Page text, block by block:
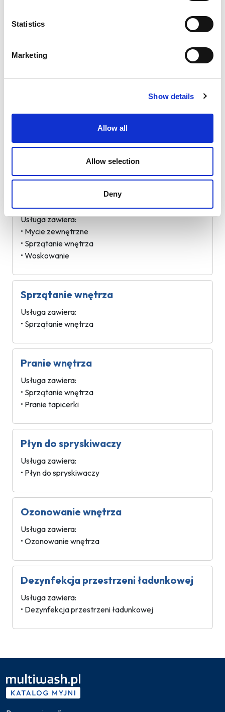
Statistics
Marketing
Show details
Allow all
Allow selection
Deny
Usługa zawiera:
• Mycie zewnętrzne
Komplet z woskowaniem
Usługa zawiera:
• Mycie zewnętrzne
• Sprzątanie wnętrza
• Woskowanie
Sprzątanie wnętrza
Usługa zawiera:
• Sprzątanie wnętrza
Pranie wnętrza
Usługa zawiera:
• Sprzątanie wnętrza
• Pranie tapicerki
Płyn do spryskiwaczy
Usługa zawiera:
• Płyn do spryskiwaczy
Ozonowanie wnętrza
Usługa zawiera:
• Ozonowanie wnętrza
Dezynfekcja przestrzeni ładunkowej
Usługa zawiera:
• Dezynfekcja przestrzeni ładunkowej